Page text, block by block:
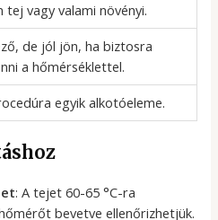
tej vagy valami növényi.
de jól jön, ha biztosra
a hőmérséklettel.
egyik alkotóeleme.
: A tejet 60-65 °C-ra
bevetve ellenőrizhetjük.